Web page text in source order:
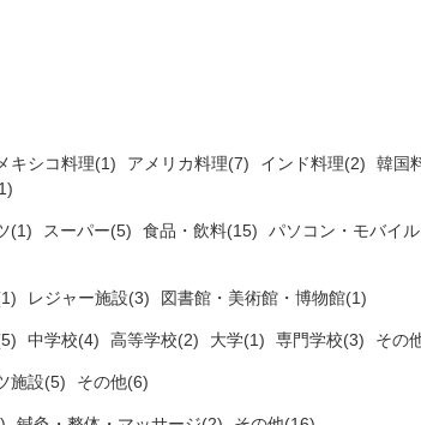
メキシコ料理(1) アメリカ料理(7) インド料理(2) 韓国
(1) スーパー(5) 食品・飲料(15) パソコン・モバイ
レジャー施設(3) 図書館・美術館・博物館(1)
中学校(4) 高等学校(2) 大学(1) 専門学校(3) その
施設(5) その他(6)